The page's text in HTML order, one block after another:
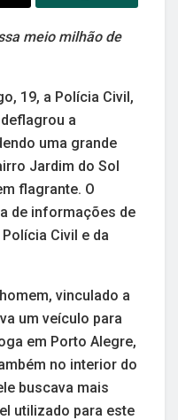
meio milhão de
19, a Polícia Civil,
deflagrou a
uma grande
Jardim do Sol
flagrante. O
de informações de
Civil e da
vinculado a
um veículo para
em Porto Alegre,
no interior do
buscava mais
utilizado para este